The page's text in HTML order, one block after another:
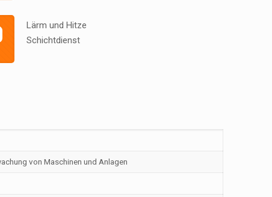
Lärm und Hitze
Schichtdienst
von Maschinen und Anlagen